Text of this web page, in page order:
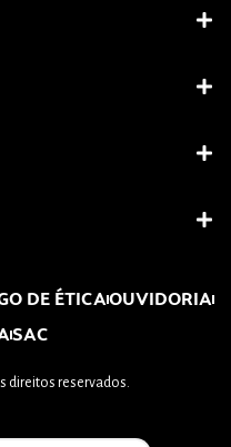
DE ÉTICAOUVIDORIA
SAC
direitos reservados.